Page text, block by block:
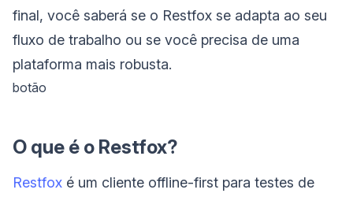
final, você saberá se o Restfox se adapta ao seu
fluxo de trabalho ou se você precisa de uma
plataforma mais robusta.
botão
O que é o Restfox?
Restfox é um cliente offline-first para testes de